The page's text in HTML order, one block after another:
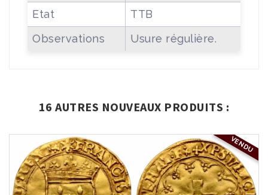
Etat
TTB
Observations
Usure régulière.
16 AUTRES NOUVEAUX PRODUITS :
VENDU